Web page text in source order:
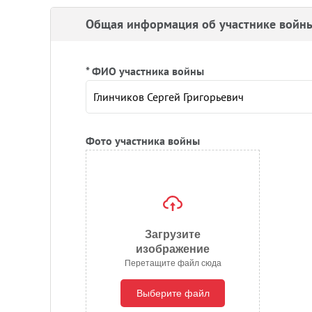
Общая информация об участнике
* ФИО участника войны
Фото участника войны
Загрузите
изображение
Перетащите файл сюда